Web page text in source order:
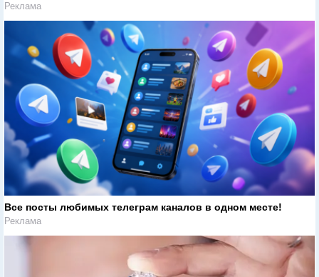
Реклама
Все посты любимых телеграм каналов в одном месте!
Реклама